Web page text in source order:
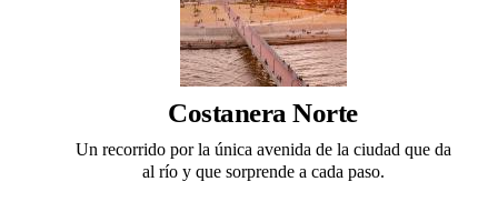
Costanera Norte
Un recorrido por la única avenida de la ciudad que da
al río y que sorprende a cada paso.